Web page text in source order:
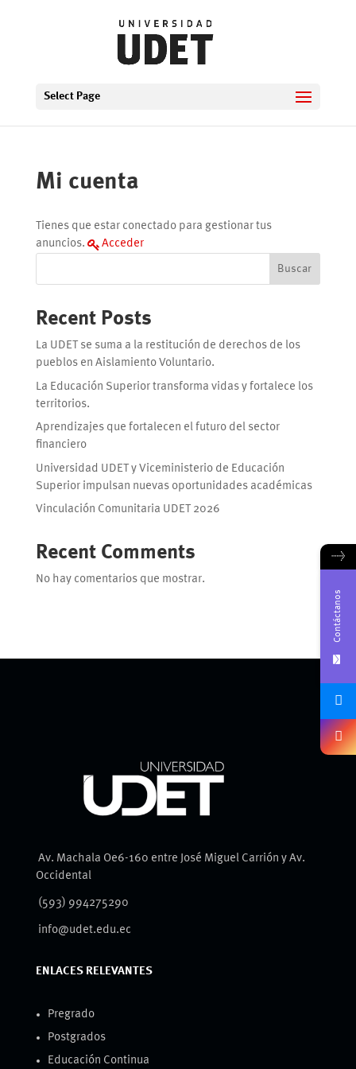
Select Page
Mi cuenta
Tienes que estar conectado para gestionar tus
anuncios.
Acceder
Buscar
Recent Posts
La UDET se suma a la restitución de derechos de los
pueblos en Aislamiento Voluntario.
La Educación Superior transforma vidas y fortalece los
territorios.
Aprendizajes que fortalecen el futuro del sector
financiero
Universidad UDET y Viceministerio de Educación
Superior impulsan nuevas oportunidades académicas
Vinculación Comunitaria UDET 2026
Recent Comments
No hay comentarios que mostrar.
Av. Machala Oe6-160 entre José Miguel Carrión y Av.
Occidental
(593) 994275290
info@udet.edu.ec
ENLACES RELEVANTES
Pregrado
Postgrados
Educación Continua
→
Contáctanos